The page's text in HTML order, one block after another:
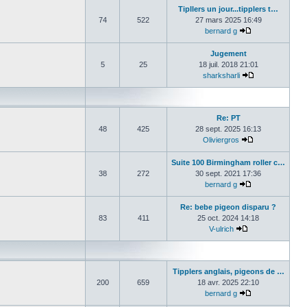
74 522
Tipllers un jour...tipplers t…
27 mars 2025 16:49
bernard g
5 25
Jugement
18 juil. 2018 21:01
sharksharli
48 425
Re: PT
28 sept. 2025 16:13
Oliviergros
38 272
Suite 100 Birmingham roller c…
30 sept. 2021 17:36
bernard g
83 411
Re: bebe pigeon disparu ?
25 oct. 2024 14:18
V-ulrich
200 659
Tipplers anglais, pigeons de …
18 avr. 2025 22:10
bernard g